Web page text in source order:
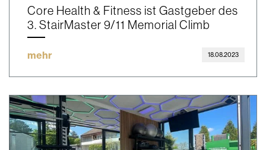
Core Health & Fitness ist Gastgeber des
3. StairMaster 9/11 Memorial Climb
mehr 18.08.2023